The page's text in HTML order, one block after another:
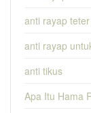
anti rayap
anti rayap
anti tikus
Apa Itu Hama